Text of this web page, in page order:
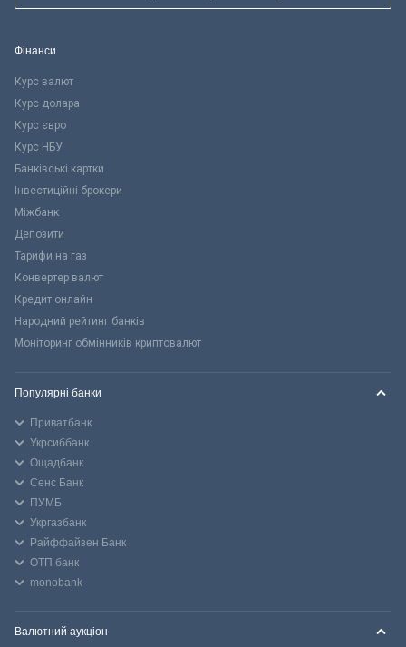
Фінанси
Курс валют
Курс долара
Курс євро
Курс НБУ
Банківські картки
Інвестиційні брокери
Міжбанк
Депозити
Тарифи на газ
Конвертер валют
Кредит онлайн
Народний рейтинг банків
Моніторинг обмінників криптовалют
Популярні банки
Приватбанк
Укрсиббанк
Ощадбанк
Сенс Банк
ПУМБ
Укргазбанк
Райффайзен Банк
ОТП банк
monobank
Валютний аукціон